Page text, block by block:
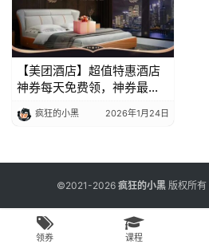
客
文
章
免
程
【美团酒店】超值特惠酒店
神券每天免费领，神券最高
疯狂的小黑 2026年1月24日
©2021-2026 疯狂的小黑 版权所有
领券 课程